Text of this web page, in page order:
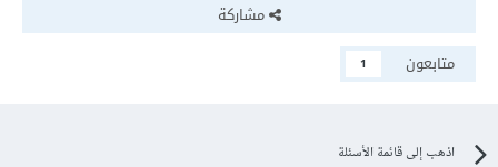
مشاركة
متابعون
1
اذهب إلى قائمة الأسئلة